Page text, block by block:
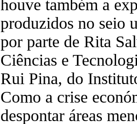
houve também a
produzidos no seio
por parte de Rita
Ciências e
Rui Pina, do
Como a crise
despontar áreas